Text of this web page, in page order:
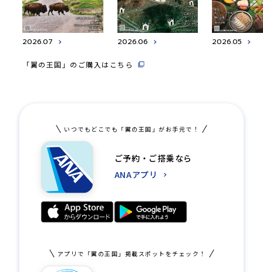
2026.07 2026.06 2026.05
「翼の王国」のご購入はこちら
いつでもどこでも「翼の王国」がお手元で！
ご予約・ご搭乗なら
ANAアプリ
アプリで「翼の王国」掲載スポットをチェック！